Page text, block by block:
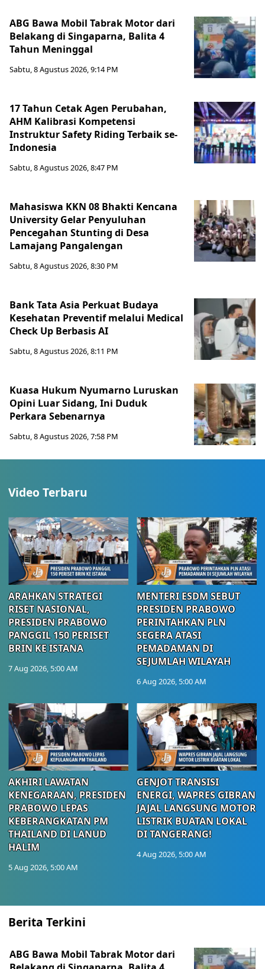
ABG Bawa Mobil Tabrak Motor dari
Belakang di Singaparna, Balita 4
Tahun Meninggal
Sabtu, 8 Agustus 2026, 9:14 PM
17 Tahun Cetak Agen Perubahan,
AHM Kalibrasi Kompetensi
Instruktur Safety Riding Terbaik se-
Indonesia
Sabtu, 8 Agustus 2026, 8:47 PM
Mahasiswa KKN 08 Bhakti Kencana
University Gelar Penyuluhan
Pencegahan Stunting di Desa
Lamajang Pangalengan
Sabtu, 8 Agustus 2026, 8:30 PM
Bank Tata Asia Perkuat Budaya
Kesehatan Preventif melalui Medical
Check Up Berbasis AI
Sabtu, 8 Agustus 2026, 8:11 PM
Kuasa Hukum Nyumarno Luruskan
Opini Luar Sidang, Ini Duduk
Perkara Sebenarnya ​
Sabtu, 8 Agustus 2026, 7:58 PM
Video Terbaru
ARAHKAN STRATEGI
RISET NASIONAL,
PRESIDEN PRABOWO
PANGGIL 150 PERISET
BRIN KE ISTANA
7 Aug 2026, 5:00 AM
MENTERI ESDM SEBUT
PRESIDEN PRABOWO
PERINTAHKAN PLN
SEGERA ATASI
PEMADAMAN DI
SEJUMLAH WILAYAH
6 Aug 2026, 5:00 AM
AKHIRI LAWATAN
KENEGARAAN, PRESIDEN
PRABOWO LEPAS
KEBERANGKATAN PM
THAILAND DI LANUD
HALIM
5 Aug 2026, 5:00 AM
GENJOT TRANSISI
ENERGI, WAPRES GIBRAN
JAJAL LANGSUNG MOTOR
LISTRIK BUATAN LOKAL
DI TANGERANG!
4 Aug 2026, 5:00 AM
Berita Terkini
ABG Bawa Mobil Tabrak Motor dari